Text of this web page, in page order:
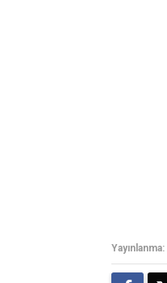
Yayınlanma: